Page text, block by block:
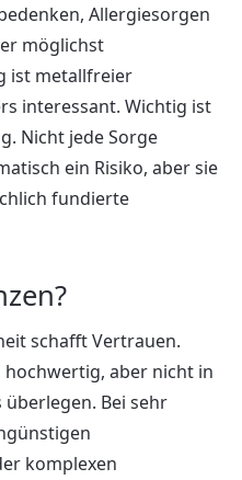
Allergiesorgen
möglichst
ist metallfreier
interessant. Wichtig ist
Nicht jede Sorge
ein Risiko, aber sie
fundierte
schafft Vertrauen.
aber nicht in
Bei sehr
komplexen